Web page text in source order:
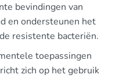
bevindingen van
en ondersteunen het
resistente bacteriën.
toepassingen
zich op het gebruik